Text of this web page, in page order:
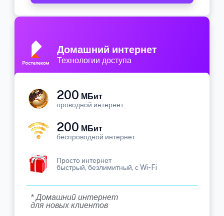
Домашний интернет
Технологии доступа
200 МБит
проводной интернет
200 МБит
беспроводной интернет
Просто интернет
быстрый, безлимитный, с Wi-Fi
* Домашний интернет
для новых клиентов